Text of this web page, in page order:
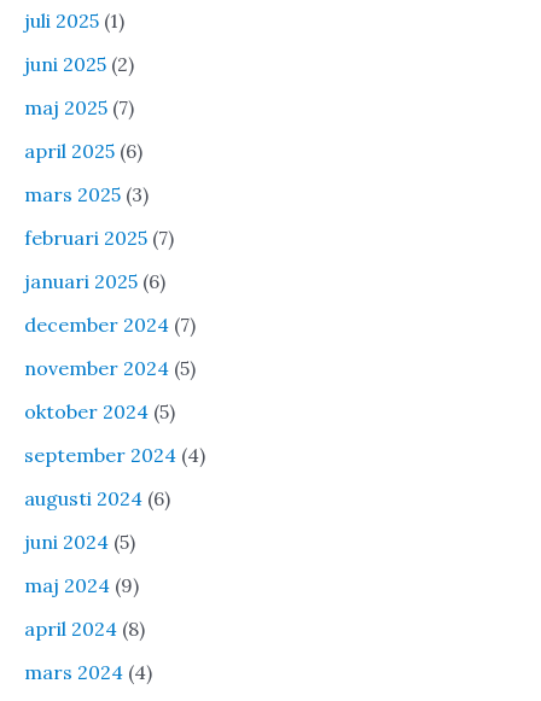
juli 2025 (1)
juni 2025 (2)
maj 2025 (7)
april 2025 (6)
mars 2025 (3)
februari 2025 (7)
januari 2025 (6)
december 2024 (7)
november 2024 (5)
oktober 2024 (5)
september 2024 (4)
augusti 2024 (6)
juni 2024 (5)
maj 2024 (9)
april 2024 (8)
mars 2024 (4)